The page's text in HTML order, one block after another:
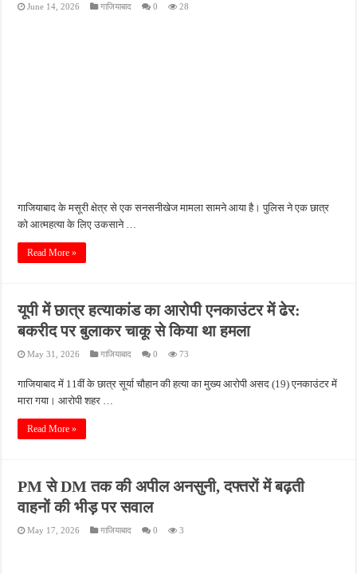
किशनपुर में निजी क्लीनिकों की जांच की उठी मांग, स्वास्थ्य विभाग की निगरानी पर उठे सवाल
June 14, 2026 गाजियाबाद 0 28
गाजियाबाद के मसूरी क्षेत्र से एक सनसनीखेज मामला सामने आया है। पुलिस ने एक छात्र
को आत्महत्या के लिए उकसाने …
Read More »
यूपी में छात्र हत्याकांड का आरोपी एनकाउंटर में ढेर:
बकरीद पर बुलाकर चाकू से किया था हमला
May 31, 2026 गाजियाबाद 0 73
गाजियाबाद में 11वीं के छात्र सूर्या चौहान की हत्या का मुख्य आरोपी असद (19) एनकाउंटर में
मारा गया। आरोपी शहर …
Read More »
PM से DM तक की अपील अनसुनी, दफ्तरों में बढ़ती
वाहनों की भीड़ पर सवाल
May 17, 2026 गाजियाबाद 0 3